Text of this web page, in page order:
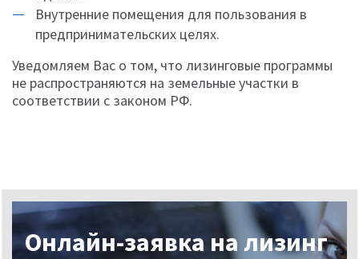
Внутренние помещения для пользования в
предпринимательских целях.
Уведомляем Вас о том, что лизинговые программы
не распространяются на земельные участки в
соответствии с законом РФ.
Онлайн-заявка на лизинг